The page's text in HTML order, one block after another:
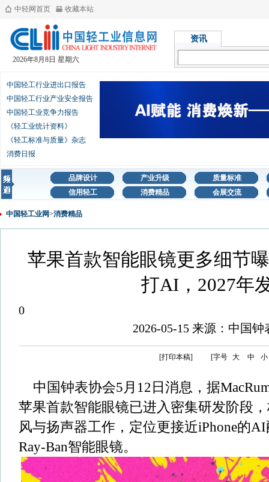
中轻网首页 收藏本站
2026年8月8日 星期六
资讯
中国轻工行业进出口报告
中国轻工行业产业安全报告
中国轻工业竞争力报告
《轻工业统计资料》
《轻工标准与质量》杂志
消费日报
品牌设计 产业升级
质量标准
信用轻工
消费精品 会展交流
中国轻工业网>消费精品
苹果首款智能眼镜更多细节
打AI，2027年
0
2026-05-15 来源：中国钟
[打印本稿] [字号 大 中 小
中国钟表协会5月12日消息，据
苹果首款智能眼镜已进入密集研发阶段
风与扬声器工作，定位更接近iPhone的
Ray-Ban智能眼镜。